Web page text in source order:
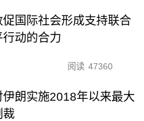
促国际社会形成支持联合
行动的合力
阅读 47360
伊朗实施2018年以来最大
裁